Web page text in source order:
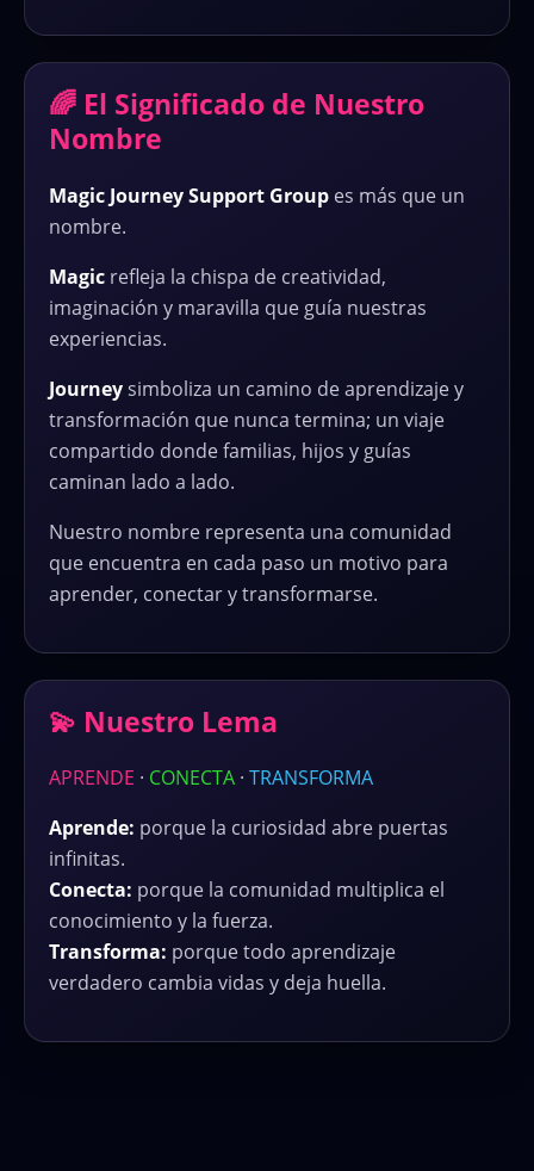
🌈 El Significado de Nuestro
Nombre
Magic Journey Support Group es más que un
nombre.
Magic refleja la chispa de creatividad,
imaginación y maravilla que guía nuestras
experiencias.
Journeysimboliza un camino de aprendizaje y
transformación que nunca termina; un viaje
compartido donde familias, hijos y guías
caminan lado a lado.
Nuestro nombre representa una comunidad
que encuentra en cada paso un motivo para
aprender, conectar y transformarse.
💫 Nuestro Lema
APRENDE · CONECTA · TRANSFORMA
Aprende: porque la curiosidad abre puertas
infinitas.
Conecta: porque la comunidad multiplica el
conocimiento y la fuerza.
Transforma: porque todo aprendizaje
verdadero cambia vidas y deja huella.